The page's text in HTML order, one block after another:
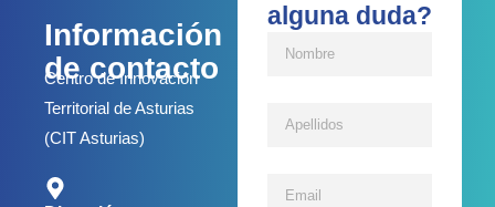
Información
de contacto
Centro de Innovación
Territorial de Asturias
(CIT Asturias)
alguna duda?